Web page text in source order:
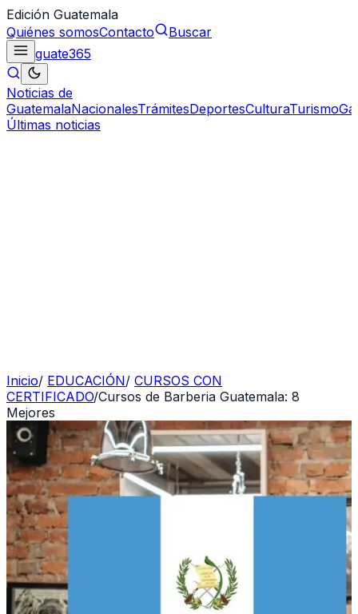
Edición Guatemala
Quiénes somosContacto
Buscar
guate365
Noticias de
GuatemalaNacionalesTrámitesDeportesCulturaTurismo
Últimas noticias
Inicio/ EDUCACIÓN/ CURSOS CON
CERTIFICADO/Cursos de Barberia Guatemala: 8
Mejores